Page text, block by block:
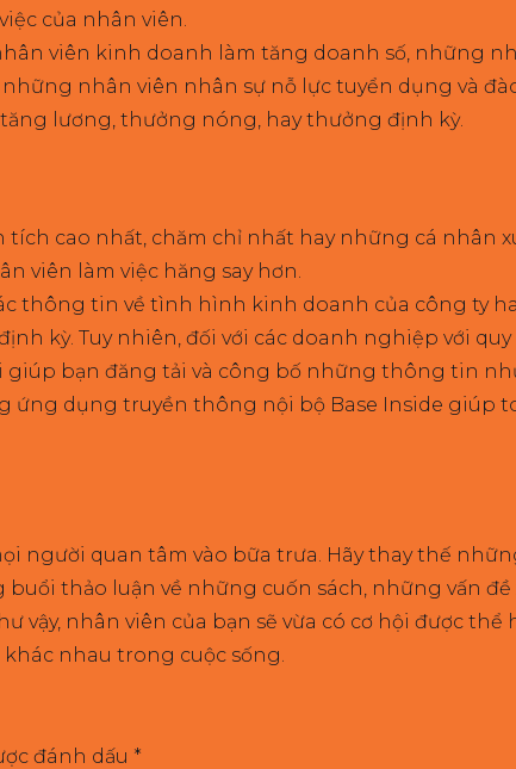
của nhân viên.
viên kinh doanh làm tăng doanh số, những
nhân viên nhân sự nỗ lực tuyển dụng và
lương, thưởng nóng, hay thưởng định kỳ.
cao nhất, chăm chỉ nhất hay những cá nhân
viên làm việc hăng say hơn.
thông tin về tình hình kinh doanh của công ty
kỳ. Tuy nhiên, đối với các doanh nghiệp với
bạn đăng tải và công bố những thông tin
dụng truyền thông nội bộ Base Inside giúp
người quan tâm vào bữa trưa. Hãy thay thế
thảo luận về những cuốn sách, những vấn
nhân viên của bạn sẽ vừa có cơ hội được
nhau trong cuộc sống.
đánh dấu *